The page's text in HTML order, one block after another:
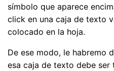
símbolo que aparece
click en una caja de texto
colocado en la hoja.
De ese modo, le habremo
esa caja de texto debe